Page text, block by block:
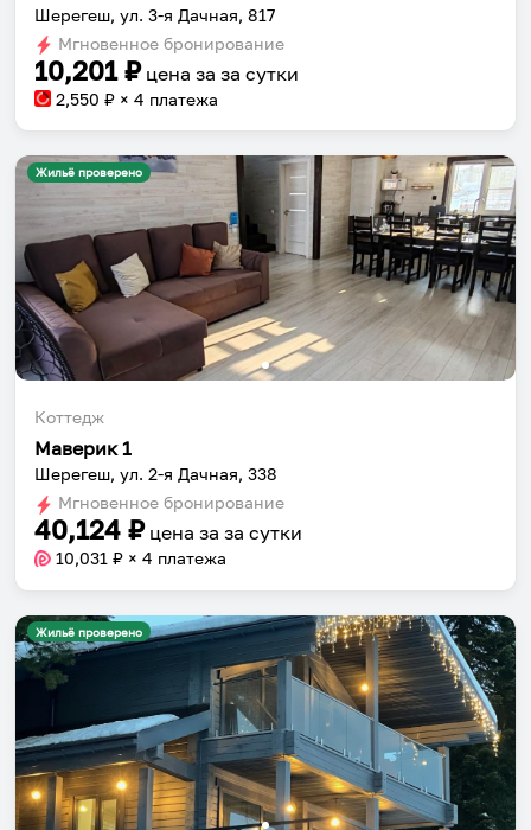
Шерегеш, ул. 3-я Дачная, 817
Мгновенное бронирование
10,201₽ цена за за сутки
2,550 ₽ × 4 платежа
Жильё проверено
Коттедж
Маверик 1
Шерегеш, ул. 2-я Дачная, 338
Мгновенное бронирование
40,124 ₽ цена за за сутки
10,031 ₽ × 4 платежа
Жильё проверено